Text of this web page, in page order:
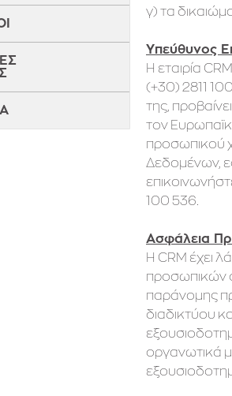
γ) τα
Υπεύθυνος
Η εταιρία
(+30) 2811
της,
τον
προσωπικού
Δεδομένων,
100 536.
Ασφάλεια
Η CRM έχει
προσωπικών
παράνομης
διαδικτύου
οργανωτικά